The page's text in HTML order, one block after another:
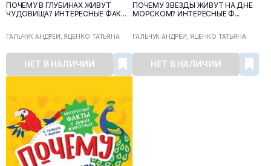
ПОЧЕМУ В ГЛУБИНАХ ЖИВУТ
ЧУДОВИЩА? ИНТЕРЕСНЫЕ ФАК...
ГАЛЬЧУК АНДРЕЙ, ЯЦЕНКО ТАТЬЯНА
НЕТ В НАЛИЧИИ
ПОЧЕМУ ЗВЁЗДЫ ЖИВУТ НА ДНЕ
МОРСКОМ? ИНТЕРЕСНЫЕ Ф...
ГАЛЬЧУК АНДРЕЙ, ЯЦЕНКО ТАТЬЯНА
НЕТ В НАЛИЧИИ